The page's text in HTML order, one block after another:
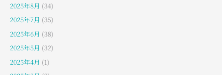
2025年8月 (34)
2025年7月 (35)
2025年6月 (38)
2025年5月 (32)
2025年4月 (1)